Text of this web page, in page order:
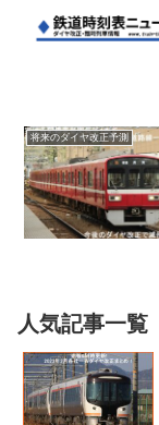
将来のダイヤ改正予測
人気記事一覧